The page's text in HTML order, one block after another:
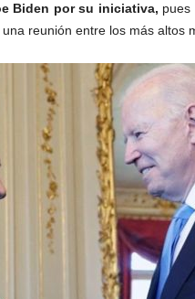
Biden por su iniciativa, pues
reunión entre los más altos